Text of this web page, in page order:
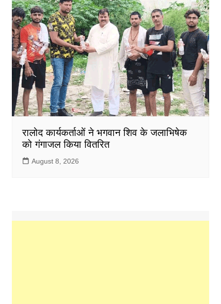
रालोद कार्यकर्ताओं ने भगवान शिव के जलाभिषेक
को गंगाजल किया वितरित
August 8, 2026